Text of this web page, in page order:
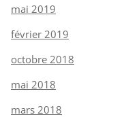
mai 2019
février 2019
octobre 2018
mai 2018
mars 2018